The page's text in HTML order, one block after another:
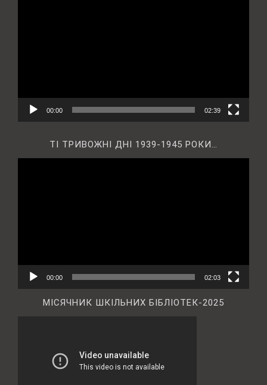
00:00 02:39
ТІ ТРИВОЖНІ ДНІ 1939-1945 РОКИ…
00:00 02:03
МІСЯЧНИК ШКІЛЬНИХ БІБЛІОТЕК-2025